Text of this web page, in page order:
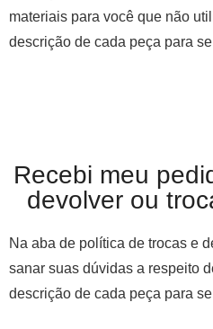
materiais para você que não
descrição de cada peça para
Recebi meu
devolver ou
Na aba de política de trocas e
sanar suas dúvidas a respeito
descrição de cada peça para